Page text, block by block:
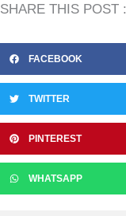
SHARE THIS POST :
FACEBOOK
TWITTER
PINTEREST
WHATSAPP